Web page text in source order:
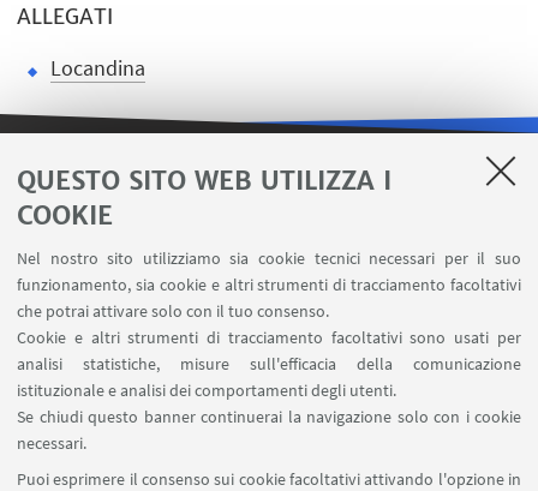
QUESTO SITO WEB UTILIZZA I
COOKIE
Nel nostro sito utilizziamo sia cookie tecnici necessari per il suo
funzionamento, sia cookie e altri strumenti di tracciamento facoltativi
che potrai attivare solo con il tuo consenso.
Cookie e altri strumenti di tracciamento facoltativi sono usati per
analisi statistiche, misure sull'efficacia della comunicazione
istituzionale e analisi dei comportamenti degli utenti.
Se chiudi questo banner continuerai la navigazione solo con i cookie
necessari.
Puoi esprimere il consenso sui cookie facoltativi attivando l'opzione in
ALLEGATI
Locandina
LINK UTILI
Contatti
Carta dei servizi
SEGUI IL DIPARTIMENTO SU:
SEGUI UNIBO SU: